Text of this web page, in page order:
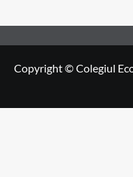
Copyright © Colegiul